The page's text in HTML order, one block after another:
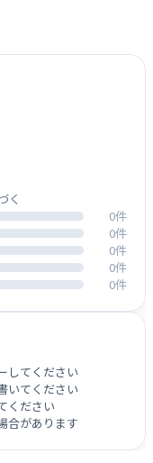
く
0件
0件
0件
0件
0件
してください
いてください
ください
合があります